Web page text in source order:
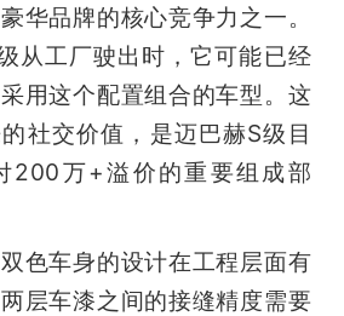
华品牌的核心竞争力之一。
从工厂驶出时，它可能已经
用这个配置组合的车型。这
社交价值，是迈巴赫S级目
200万+溢价的重要组成部
色车身的设计在工程层面有
层车漆之间的接缝精度需要